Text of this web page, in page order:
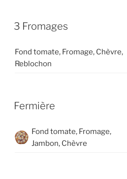
3 Fromages
Fond tomate, Fromage, Chèvre,
Reblochon
Fermière
Fond tomate, Fromage,
Jambon, Chèvre